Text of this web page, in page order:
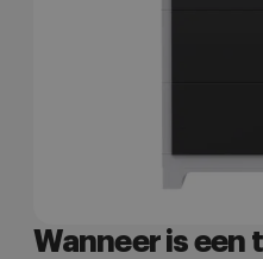
Wanneer is